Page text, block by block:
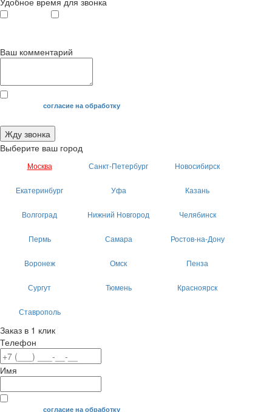
Ваш комментарий
Я даю своесогласие на обработку
Жду звонка
Выберите ваш город
Москва Санкт-Петербург Новосибирск
Екатеринбург Уфа Казань
Волгоград Нижний Новгород Челябинск
Пермь Самара Ростов-на-Дону
Воронеж Омск Пенза
Сургут Тюмень Красноярск
Ставрополь
Заказ в 1 клик
Телефон
Имя
Я даю своесогласие на обработку